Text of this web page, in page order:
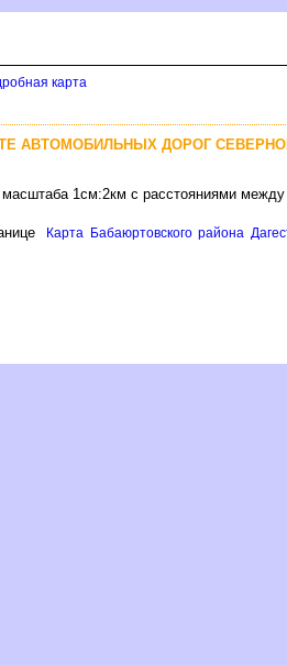
карта
АВТОМОБИЛЬНЫХ ДОРОГ
масштаба 1см:2км с расстояниями
Карта Бабаюртовского района